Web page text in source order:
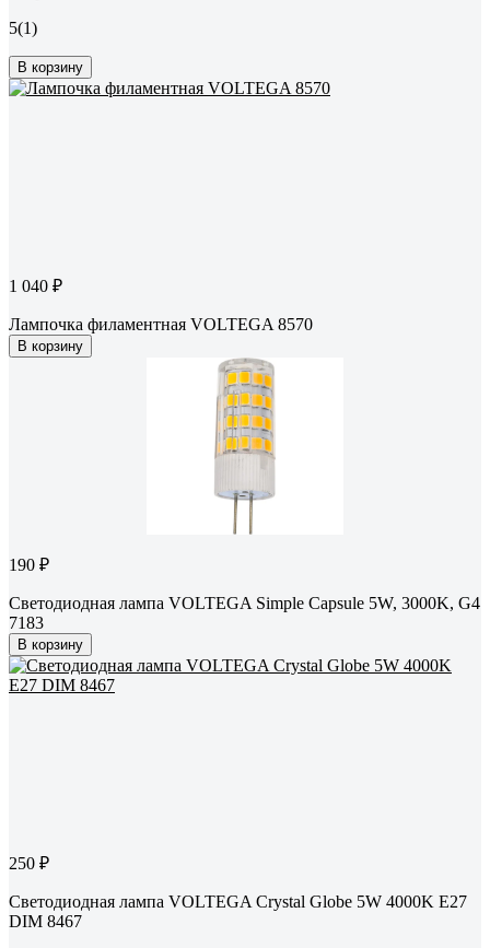
5(1)
В корзину
1 040 ₽
Лампочка филаментная VOLTEGA 8570
В корзину
190 ₽
Светодиодная лампа VOLTEGA Simple Capsule 5W, 3000K, G4
7183
В корзину
250 ₽
Светодиодная лампа VOLTEGA Crystal Globe 5W 4000K E27
DIM 8467